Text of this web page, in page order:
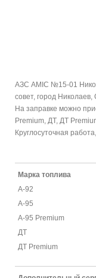
АЗС AMIC №15-01
совет, город
На заправке можно
Premium, ДТ, ДТ
Круглосуточная
Марка топлива
А-92
А-95
А-95 Premium
ДТ
ДТ Premium